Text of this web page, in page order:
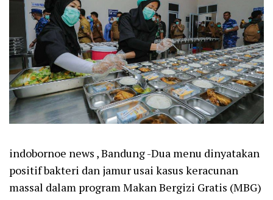
indobornoe news , Bandung -Dua menu dinyatakan
positif bakteri dan jamur usai kasus keracunan
massal dalam program Makan Bergizi Gratis (MBG)